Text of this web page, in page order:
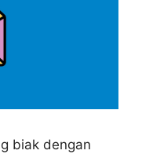
biak dengan